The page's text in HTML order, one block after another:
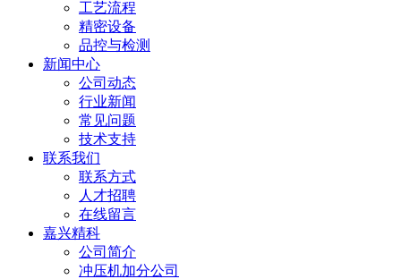
工艺流程
精密设备
品控与检测
新闻中心
公司动态
行业新闻
常见问题
技术支持
联系我们
联系方式
人才招聘
在线留言
嘉兴精科
公司简介
冲压机加分公司